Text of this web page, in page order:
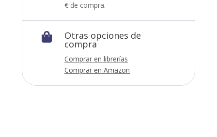
€ de compra.
 Otras opciones de
compra
Comprar en librerías
Comprar en Amazon